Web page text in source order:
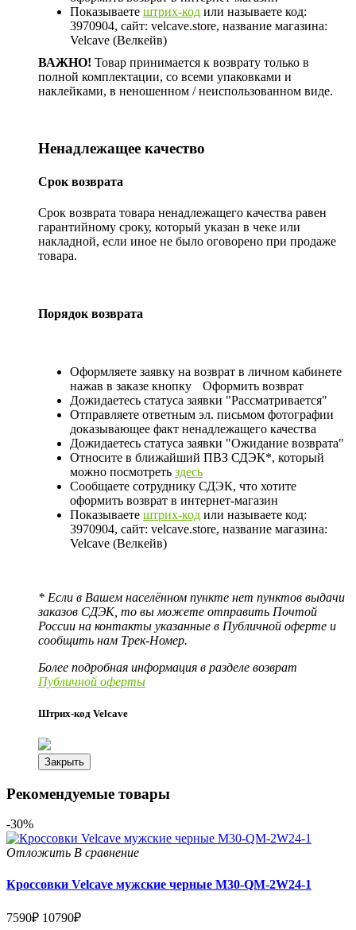
Показываете штрих-код или называете код:
3970904, сайт: velcave.store, название магазина:
Velcave (Велкейв)
ВАЖНО! Товар принимается к возврату только в
полной комплектации, со всеми упаковками и
наклейками, в неношенном / неиспользованном виде.
Ненадлежащее качество
Срок возврата
Срок возврата товара ненадлежащего качества равен
гарантийному сроку, который указан в чеке или
накладной, если иное не было оговорено при продаже
товара.
Порядок возврата
Оформляете заявку на возврат в личном кабинете
нажав в заказе кнопку
Оформить возврат
Дожидаетесь статуса заявки "Рассматривается"
Отправляете ответным эл. письмом фотографии
доказывающее факт ненадлежащего качества
Дожидаетесь статуса заявки "Ожидание возврата"
Относите в ближайший ПВЗ СДЭК*, который
можно посмотреть здесь
Сообщаете сотруднику СДЭК, что хотите
оформить возврат в интернет-магазин
Показываете штрих-код или называете код:
3970904, сайт: velcave.store, название магазина:
Velcave (Велкейв)
* Если в Вашем населённом пункте нет пунктов выдачи
заказов СДЭК, то вы можете отправить Почтой
России на контакты указанные в Публичной оферте и
сообщить нам Трек-Номер.
Более подробная информация в разделе возврат
Публичной оферты
Штрих-код Velcave
Закрыть
Рекомендуемые товары
-30%
Отложить В сравнение
Кроссовки Velcave мужские черные M30-QM-2W24-1
7590₽ 10790₽